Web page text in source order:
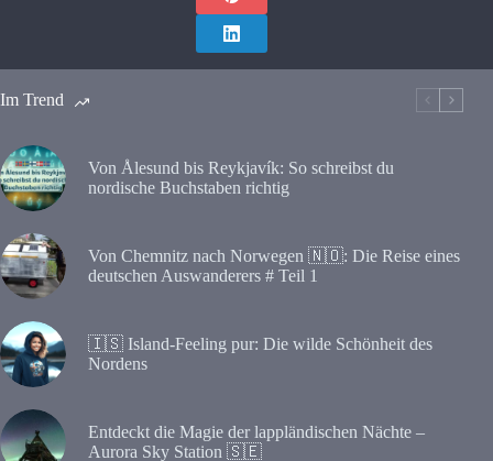
Im Trend
Von Ålesund bis Reykjavík: So schreibst du
nordische Buchstaben richtig
Von Chemnitz nach Norwegen 🇳🇴: Die Reise eines
deutschen Auswanderers # Teil 1
🇮🇸 Island-Feeling pur: Die wilde Schönheit des
Nordens
Entdeckt die Magie der lappländischen Nächte –
Aurora Sky Station 🇸🇪